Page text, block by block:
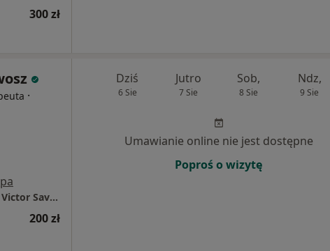
300 zł
·
Gabinet Psychologiczno - Terapeutyczny Victor Savosh
200 zł
Dziś
6 Sie
Jutro
7 Sie
Sob,
8 Sie
Ndz,
9 Sie
Umawianie online nie jest dostępne
Poproś o wizytę